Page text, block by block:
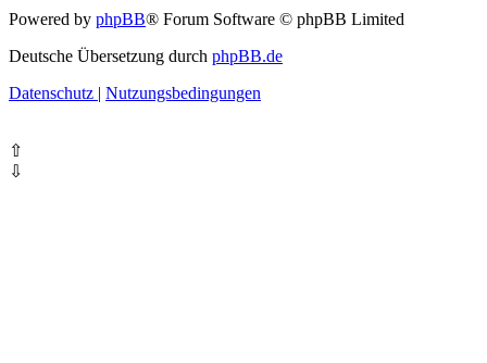
Powered by phpBB® Forum Software © phpBB Limited
Deutsche Übersetzung durch phpBB.de
Datenschutz | Nutzungsbedingungen
⇧
⇩